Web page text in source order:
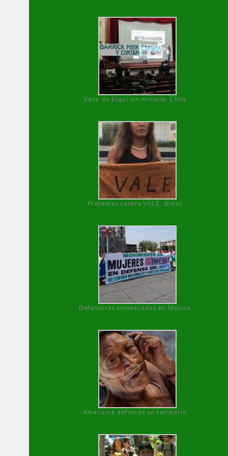
Valle de Elqui sin minería. Chile
Protestas contra VALE, Brasil
Defensoras amenazadas en México
Amazonía defiende su territorio